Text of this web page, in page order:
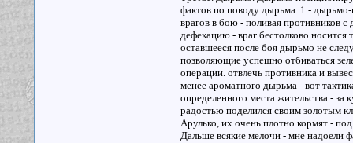
фактов по поводу дырьма. 1 - дырьмо-
врагов в бою - поливая противников
дефекацию - враг бестолково
оставшееся после боя дырьмо не
позволяющие успешно отбиваться
операции. отвлечь противника и
менее ароматного дырьма - вот
определенного места жительства -
радостью поделился своим золотым
Арулько, их очень плотно кормят -
Дальше всякие мелочи - мне надоели